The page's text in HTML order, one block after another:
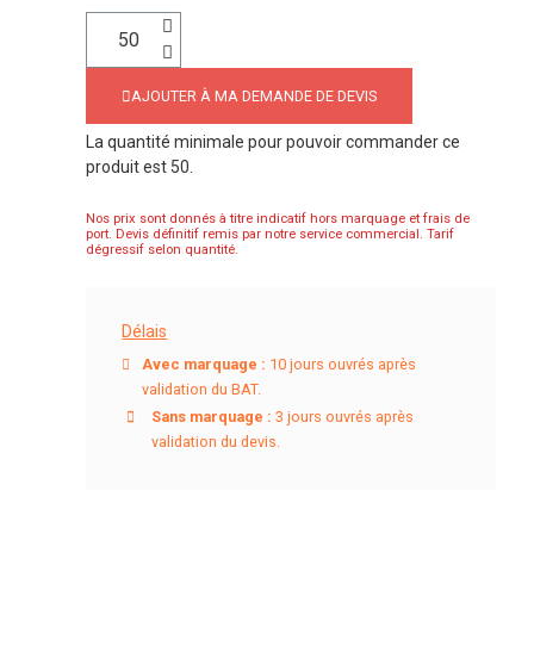
AJOUTER À MA DEMANDE DE DEVIS
La quantité minimale pour pouvoir commander ce
produit est 50.
Nos prix sont donnés à titre indicatif hors marquage et frais de
port. Devis définitif remis par notre service commercial. Tarif
dégressif selon quantité.
Délais
Avec marquage : 10 jours ouvrés après
validation du BAT.
Sans marquage : 3 jours ouvrés après
validation du devis.